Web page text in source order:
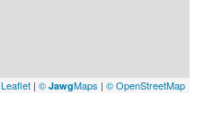
Leaflet | © JawgMaps | © OpenStreetMap